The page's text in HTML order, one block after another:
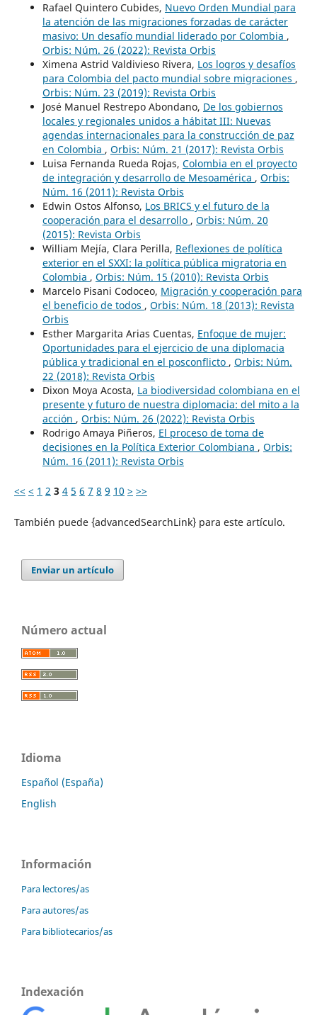
Rafael Quintero Cubides, Nuevo Orden Mundial para
la atención de las migraciones forzadas de carácter
masivo: Un desafío mundial liderado por Colombia ,
Orbis: Núm. 26 (2022): Revista Orbis
Ximena Astrid Valdivieso Rivera, Los logros y desafíos
para Colombia del pacto mundial sobre migraciones ,
Orbis: Núm. 23 (2019): Revista Orbis
José Manuel Restrepo Abondano, De los gobiernos
locales y regionales unidos a hábitat III: Nuevas
agendas internacionales para la construcción de paz
en Colombia , Orbis: Núm. 21 (2017): Revista Orbis
Luisa Fernanda Rueda Rojas, Colombia en el proyecto
de integración y desarrollo de Mesoamérica , Orbis:
Núm. 16 (2011): Revista Orbis
Edwin Ostos Alfonso, Los BRICS y el futuro de la
cooperación para el desarrollo , Orbis: Núm. 20
(2015): Revista Orbis
William Mejía, Clara Perilla, Reflexiones de política
exterior en el SXXI: la política pública migratoria en
Colombia , Orbis: Núm. 15 (2010): Revista Orbis
Marcelo Pisani Codoceo, Migración y cooperación para
el beneficio de todos , Orbis: Núm. 18 (2013): Revista
Orbis
Esther Margarita Arias Cuentas, Enfoque de mujer:
Oportunidades para el ejercicio de una diplomacia
pública y tradicional en el posconflicto , Orbis: Núm.
22 (2018): Revista Orbis
Dixon Moya Acosta, La biodiversidad colombiana en el
presente y futuro de nuestra diplomacia: del mito a la
acción , Orbis: Núm. 26 (2022): Revista Orbis
Rodrigo Amaya Piñeros, El proceso de toma de
decisiones en la Política Exterior Colombiana , Orbis:
Núm. 16 (2011): Revista Orbis
<< < 1 2 3 4 5 6 7 8 9 10 > >>
También puede {advancedSearchLink} para este artículo.
Enviar un artículo
Número actual
Idioma
Español (España)
English
Información
Para lectores/as
Para autores/as
Para bibliotecarios/as
Indexación